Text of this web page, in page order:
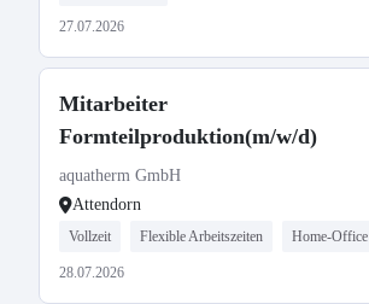
27.07.2026
Mitarbeiter
Formteilproduktion(m/w/d)
aquatherm GmbH
Attendorn
Vollzeit Flexible Arbeitszeiten Home-Office
28.07.2026